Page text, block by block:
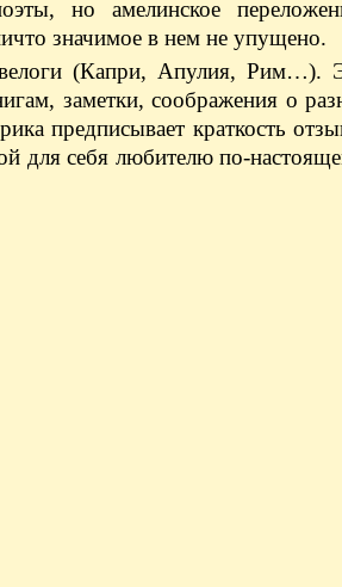
но амелинское
значимое в нем не упущено.
(Капри, Апулия, Рим…).
заметки, соображения о
предписывает краткость
для себя любителю по-